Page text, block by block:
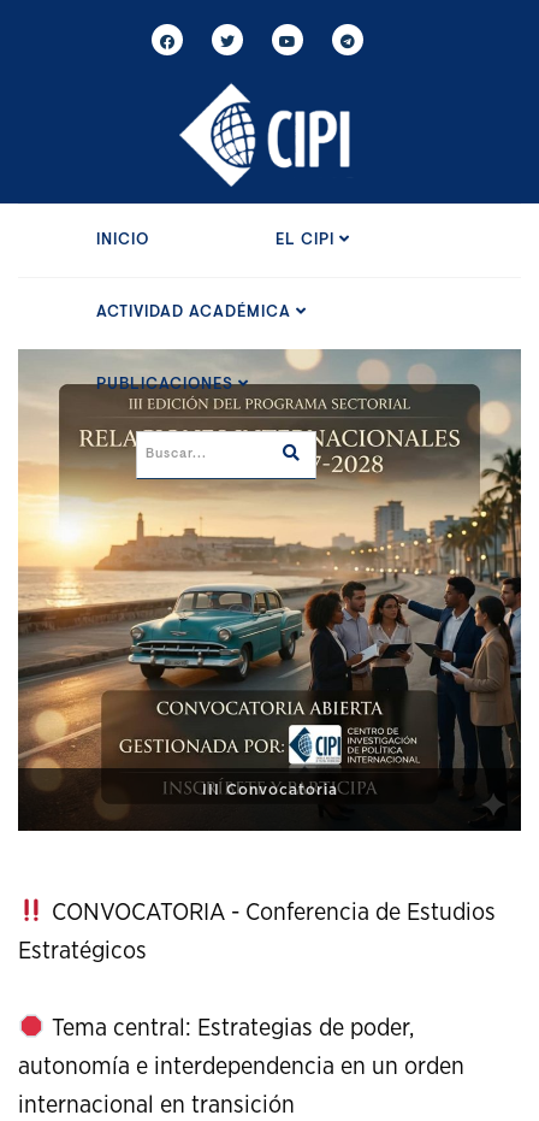
INICIO EL CIPI
ACTIVIDAD ACADÉMICA
PUBLICACIONES
XI Conference on Strategic Studies
CONVOCATORIA - Conferencia de Estudios
Estratégicos
Tema central: Estrategias de poder,
autonomía e interdependencia en un orden
internacional en transición